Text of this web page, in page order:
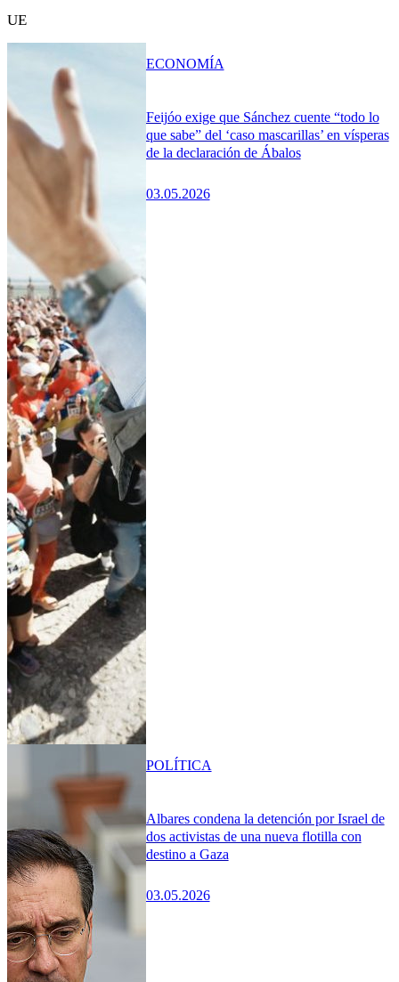
UE
Feijóo exige que Sánchez cuente “todo lo
que sabe” del ‘caso mascarillas’ en vísperas
de la declaración de Ábalos
03.05.2026
ECONOMÍA
Albares condena la detención por Israel de
dos activistas de una nueva flotilla con
destino a Gaza
03.05.2026
POLÍTICA